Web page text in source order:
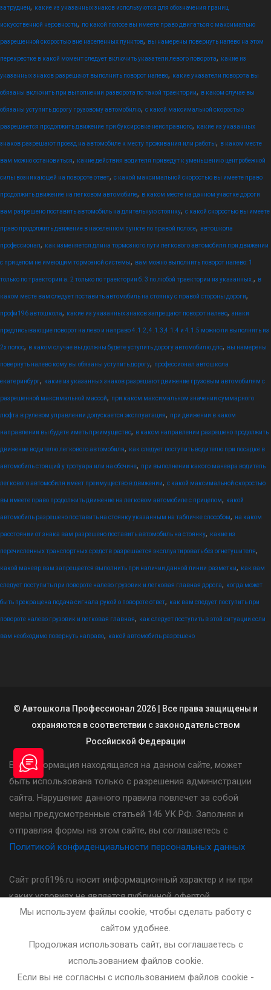
затруднен, какие из указанных знаков используются для обозначения границ
искусственной неровности, по какой полосе вы имеете право двигаться с максимально
разрешенной скоростью вне населенных пунктов, вы намерены повернуть налево на этом
перекрестке в какой момент следует включить указатели левого поворота, какие из
указанных знаков разрешают выполнить поворот налево, какие указатели поворота вы
обязаны включить при выполнении разворота по такой траектории, в каком случае вы
обязаны уступить дорогу грузовому автомобилю, с какой максимальной скоростью
разрешается продолжить движение при буксировке неисправного, какие из указанных
знаков разрешают проезд на автомобиле к месту проживания или работы, в каком месте
вам можно остановиться, какие действия водителя приведут к уменьшению центробежной
силы возникающей на повороте ответ, с какой максимальной скоростью вы имеете право
продолжить движение на легковом автомобиле, в каком месте на данном участке дороги
вам разрешено поставить автомобиль на длительную стоянку, с какой скоростью вы имеете
право продолжить движение в населенном пункте по правой полосе, автошкола
профессионал, как изменяется длина тормозного пути легкового автомобиля при движении
с прицепом не имеющим тормозной системы, вам можно выполнить поворот налево: 1
только по траектории а. 2 только по траектории б. 3 по любой траектории из указанных. , в
каком месте вам следует поставить автомобиль на стоянку с правой стороны дороги,
профи196 автошкола, какие из указанных знаков запрещают поворот налево, знаки
предписывающие поворот на лево и направо 4.1.2, 4.1.3,4.1.4 и 4.1.5 можно ли выполнять из
2х полос, в каком случае вы должны будете уступить дорогу автомобилю дпс, вы намерены
повернуть налево кому вы обязаны уступить дорогу, профессионал автошкола
екатеринбург, какие из указанных знаков разрешают движение грузовым автомобилям с
разрешенной максимальной массой, при каком максимальном значении суммарного
люфта в рулевом управлении допускается эксплуатация, при движении в каком
направлении вы будете иметь преимущество, в каком направлении разрешено продолжить
движение водителю легкового автомобиля, как следует поступить водителю при посадке в
автомобиль стоящий у тротуара или на обочине, при выполнении какого маневра водитель
легкового автомобиля имеет преимущество в движении, с какой максимальной скоростью
вы имеете право продолжить движение на легковом автомобиле с прицепом, какой
автомобиль разрешено поставить на стоянку указанным на табличке способом, на каком
расстоянии от знака вам разрешено поставить автомобиль на стоянку, какие из
перечисленных транспортных средств разрешается эксплуатировать без огнетушителя,
какой маневр вам запрещается выполнить при наличии данной линии разметки, как вам
следует поступить при повороте налево грузовик и легковая главная дорога, когда может
быть прекращена подача сигнала рукой о повороте ответ, как вам следует поступить при
повороте налево грузовик и легковая главная, как следует поступить в этой ситуации если
вам необходимо повернуть направо, какой автомобиль разрешено
© Автошкола Профессионал 2026 | Все права защищены и
охраняются в соответствии с законодательством
Россйиской Федерации
Вся информация находящаяся на данном сайте, может
быть использована только с разрешения администрации
сайта. Нарушение данного правила повлечет за собой
меры предусмотренные статьей 146 УК РФ. Заполняя и
отправляя формы на этом сайте, вы соглашаетесь с
Политикой конфиденциальности персональных данных
Сайт profi196.ru носит информационный характер и ни при
каких условиях не является публичной офертой,
определяемой положениями статьи 437(2) Гражданского
кодекса Российской Федерации. Стоимость, порядок и
другие условия предоставления услуг указанных на сайте
необходимо уточнять у администратора автошколы.
Мы используем файлы cookie, чтобы сделать работу с
сайтом удобнее.
Продолжая использовать сайт, вы соглашаетесь с
использованием файлов cookie.
Если вы не согласны с использованием файлов cookie -